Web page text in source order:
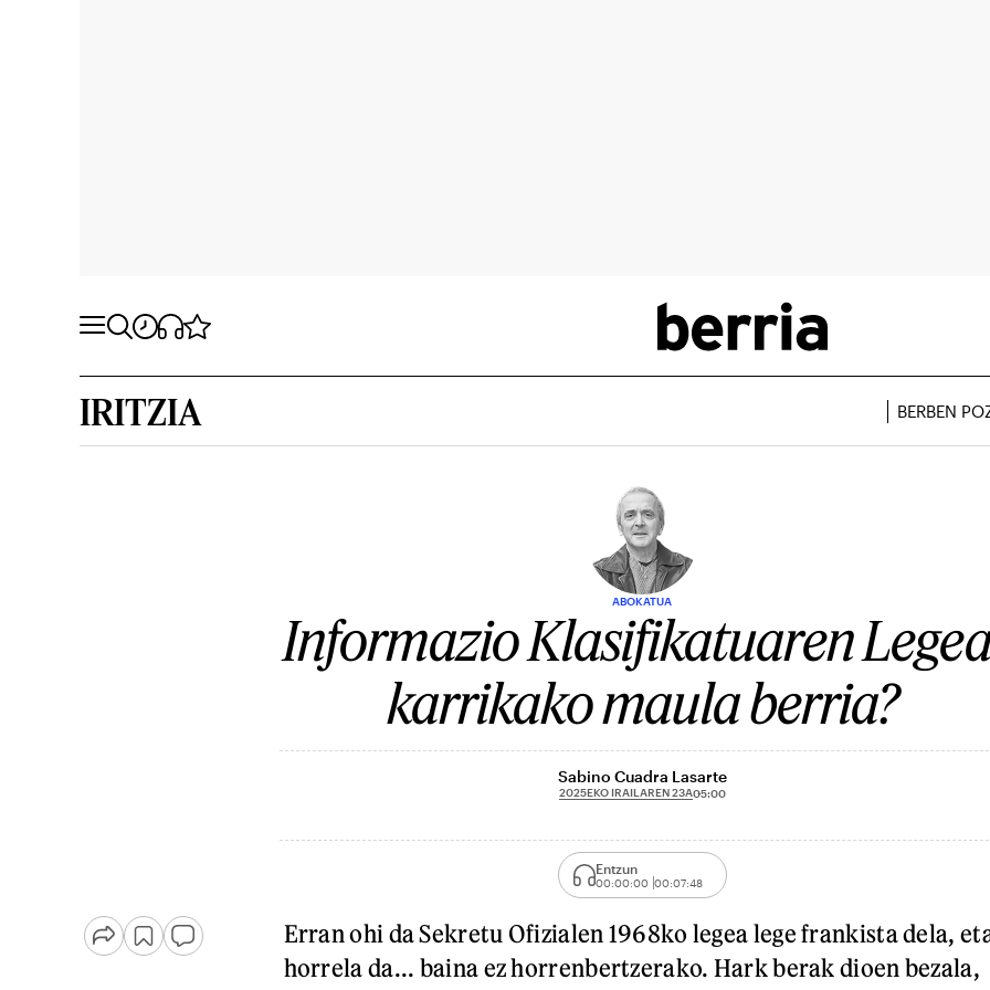
IRITZIA BERBEN
ABOKATUA
Informazio Klasifikatuaren
karrikako maula berria?
Sabino Cuadra Lasarte
2025EKO IRAILAREN 23A05:00
Entzun
00:00:00 00:07:48
Erran ohi da Sekretu Ofizialen 1968ko legea lege frankista dela,
horrela da... baina ez horrenbertzerako. Hark berak dioen bezala,